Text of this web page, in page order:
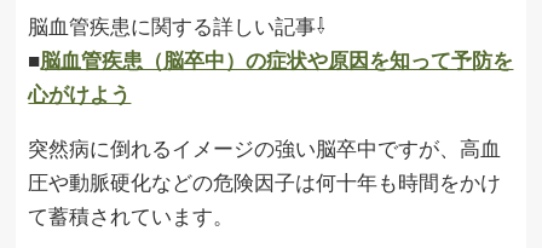
脳血管疾患に関する詳しい記事⇩
■脳血管疾患（脳卒中）の症状や原因を知って予防を
心がけよう
突然病に倒れるイメージの強い脳卒中ですが、高血
圧や動脈硬化などの危険因子は何十年も時間をかけ
て蓄積されています。